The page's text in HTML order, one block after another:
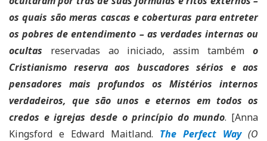
os quais são meras cascas e coberturas para entreter
os pobres de entendimento – as verdades internas ou
ocultas reservadas ao iniciado, assim também o
Cristianismo reserva aos buscadores sérios e aos
pensadores mais profundos os Mistérios internos
verdadeiros, que são unos e eternos em todos os
credos e igrejas desde o princípio do mundo. [Anna
Kingsford e Edward Maitland. The Perfect Way (O